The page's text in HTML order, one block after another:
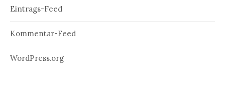
Eintrags-Feed
Kommentar-Feed
WordPress.org